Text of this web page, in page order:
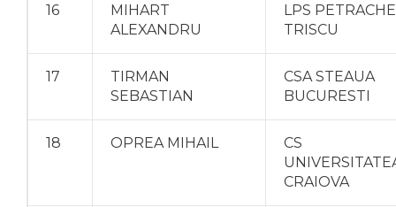
16
MIHART
ALEXANDRU
LPS PETRACHE
TRISCU
17
TIRMAN
SEBASTIAN
CSA STEAUA
BUCURESTI
18 OPREA MIHAIL
CS
CRAIOVA